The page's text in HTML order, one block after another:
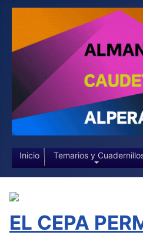
Inicio Temarios y
EL CEPA